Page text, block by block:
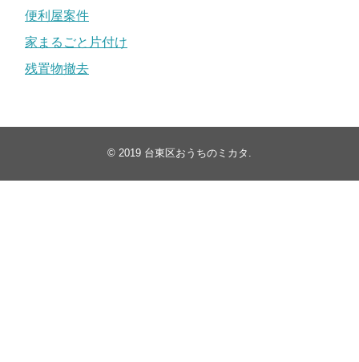
便利屋案件
家まるごと片付け
残置物撤去
© 2019 台東区おうちのミカタ .